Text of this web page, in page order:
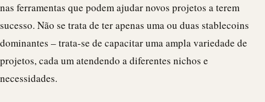
nas ferramentas que podem ajudar novos projetos a terem
sucesso. Não se trata de ter apenas uma ou duas stablecoins
dominantes – trata-se de capacitar uma ampla variedade de
projetos, cada um atendendo a diferentes nichos e
necessidades.